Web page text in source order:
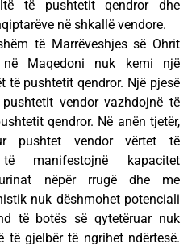
të pushtetit qendror dhe
në shkallë vendore.
të Marrëveshjes së Ohrit
në Maqedoni nuk kemi një
të pushtetit qendror. Një pjesë
vendor vazhdojnë të
qendror. Në anën tjetër,
pushtet vendor vërtet të
manifestojnë kapacitet
nëpër rrugë dhe me
nuk dëshmohet potenciali
të botës së qytetëruar nuk
të gjelbër të ngrihet ndërtesë.